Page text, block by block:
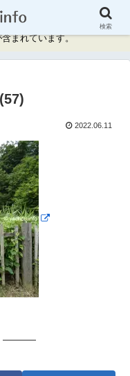
と記録
まれています。
2022.06.11
検索